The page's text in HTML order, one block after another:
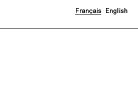
Français English